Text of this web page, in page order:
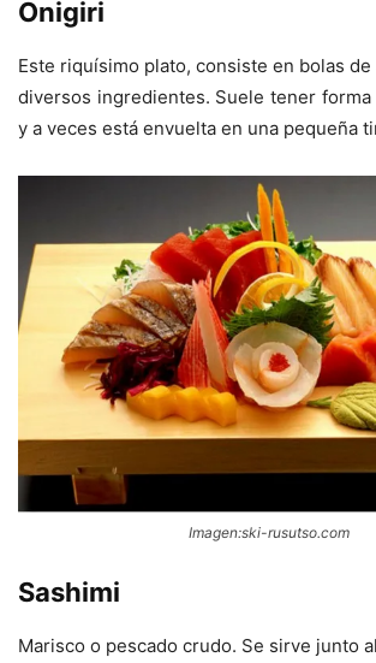
Onigiri
Este riquísimo plato, consiste en bolas
diversos ingredientes. Suele tener
y a veces está envuelta en una pequeña
Imagen:ski-rusutso.com
Sashimi
Marisco o pescado crudo. Se sirve junto